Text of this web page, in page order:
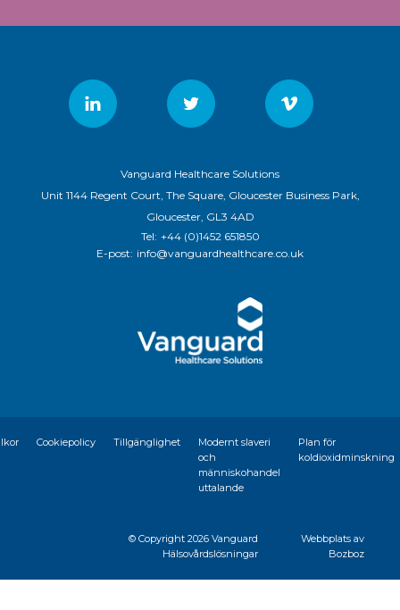
Vanguard Healthcare Solutions
Unit 1144 Regent Court, The Square, Gloucester Business Park,
Gloucester, GL3 4AD
Tel: +44 (0)1452 651850
E-post: info@vanguardhealthcare.co.uk
Cookiepolicy Tillgänglighet
Modernt slaveri
och
människohandel
uttalande
Plan för
koldioxidminskning
© Copyright 2026 Vanguard
Hälsovårdslösningar
Webbplats av
Bozboz